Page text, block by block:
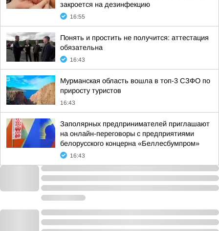
закроется на дезинфекцию
16:55
Понять и простить не получится: аттестация
обязательна
16:43
Мурманская область вошла в топ-3 СЗФО по
приросту туристов
16:43
Заполярных предпринимателей приглашают
на онлайн-переговоры с предприятиями
белорусского концерна «Беллесбумпром»
16:43